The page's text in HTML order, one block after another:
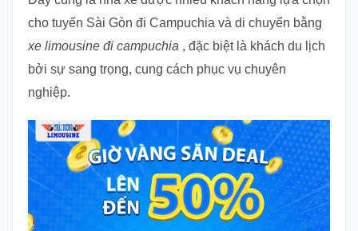
cho tuyến Sài Gòn đi Campuchia và di chuyển bằng
xe limousine đi campuchia , đặc biệt là khách du lịch
bởi sự sang trọng, cung cách phục vụ chuyên
nghiệp.